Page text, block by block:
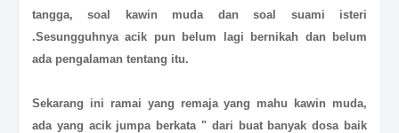
tangga, soal kawin muda dan soal suami isteri
.Sesungguhnya acik pun belum lagi bernikah dan belum
ada pengalaman tentang itu.
Sekarang ini ramai yang remaja yang mahu kawin muda,
ada yang acik jumpa berkata " dari buat banyak dosa baik